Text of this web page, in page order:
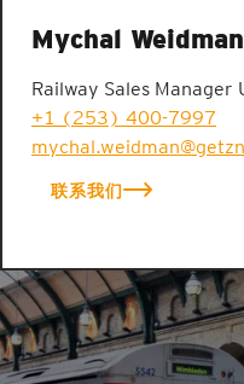
Mychal Weidman
Railway Sales Manager
+1 (253) 400-7997
联系我们